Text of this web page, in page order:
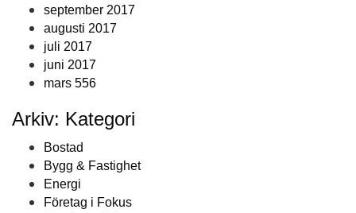
september 2017
augusti 2017
juli 2017
juni 2017
mars 556
Arkiv: Kategori
Bostad
Bygg & Fastighet
Energi
Företag i Fokus